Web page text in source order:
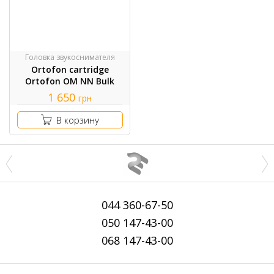
Головка звукоснимателя
Ortofon cartridge
Ortofon OM NN Bulk
1 650 грн
В корзину
044360-67-50
050147-43-00
068147-43-00